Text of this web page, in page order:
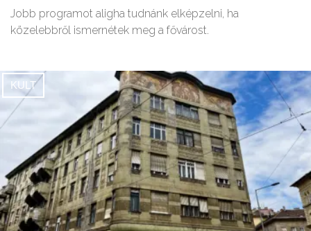
Jobb programot aligha tudnánk elképzelni, ha
közelebbről ismernétek meg a fővárost.
KULT